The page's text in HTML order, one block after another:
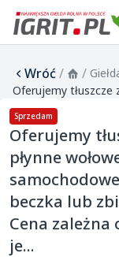
Wróć/ /
Sprzedam
Oferujemy
płynne
beczka lub
Cena zależna
je...